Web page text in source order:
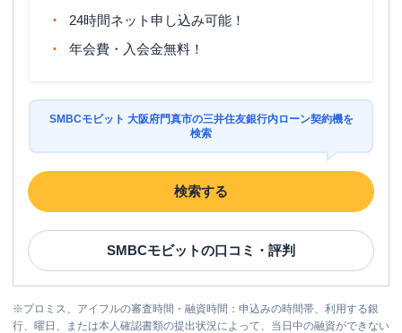
24時間ネット申し込み可能！
年会費・入会金無料！
SMBCモビット 大阪府門真市の三井住友銀行内ローン契約機を
検索
検索する
SMBCモビットの口コミ・評判
※プロミス、アイフルの審査時間・融資時間：申込みの時間帯、利用する銀
行、曜日、または本人確認書類の提出状況によって、当日中の融資ができない